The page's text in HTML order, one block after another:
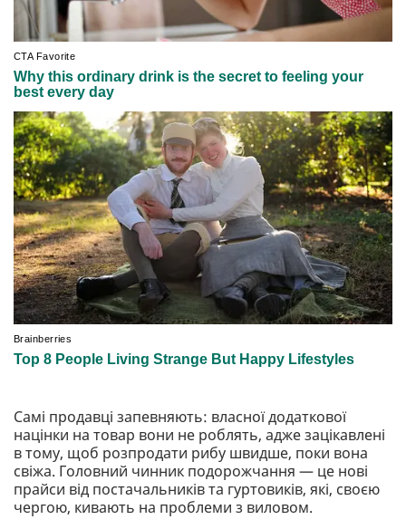
Самі продавці запевняють: власної додаткової
націнки на товар вони не роблять, адже зацікавлені
в тому, щоб розпродати рибу швидше, поки вона
свіжа. Головний чинник подорожчання — це нові
прайси від постачальників та гуртовиків, які, своєю
чергою, кивають на проблеми з виловом.